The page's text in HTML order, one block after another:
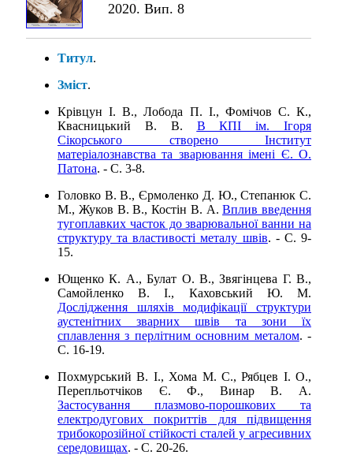
2020. Вип. 8
Титул.
Зміст.
Крівцун І. В., Лобода П. І., Фомічов С. К.,
Квасницький В. В. В КПІ ім. Ігоря
Сікорського створено Інститут
матеріалознавства та зварювання імені Є. О.
Патона. - C. 3-8.
Головко В. В., Єрмоленко Д. Ю., Степанюк С.
М., Жуков В. В., Костін В. А.Вплив введення
тугоплавких часток до зварювальної ванни на
структуру та властивості металу швів. - C. 9-
15.
Ющенко К. А., Булат О. В., Звягінцева Г. В.,
Самойленко В. І., Каховський Ю. М.
Дослідження шляхів модифікації структури
аустенітних зварних швів та зони їх
сплавлення з перлітним основним металом. -
C. 16-19.
Похмурський В. І., Хома М. С., Рябцев І. О.,
Перепльотчіков Є. Ф., Винар В. А.
Застосування плазмово-порошкових та
електродугових покриттів для підвищення
трибокорозійної стійкості сталей у агресивних
середовищах. - C. 20-26.